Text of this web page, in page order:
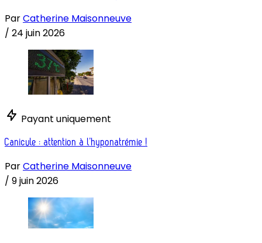
ParCatherine Maisonneuve
/ 24 juin 2026
Payant uniquement
Canicule : attention à l’hyponatrémie !
ParCatherine Maisonneuve
/ 9 juin 2026